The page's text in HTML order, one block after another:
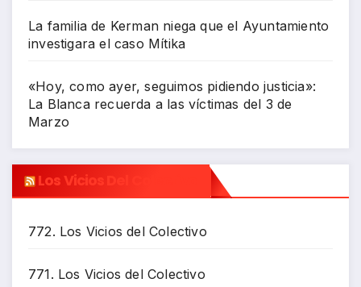
La familia de Kerman niega que el Ayuntamiento
investigara el caso Mítika
«Hoy, como ayer, seguimos pidiendo justicia»:
La Blanca recuerda a las víctimas del 3 de
Marzo
Los Vicios Del Colectivo
772. Los Vicios del Colectivo
771. Los Vicios del Colectivo